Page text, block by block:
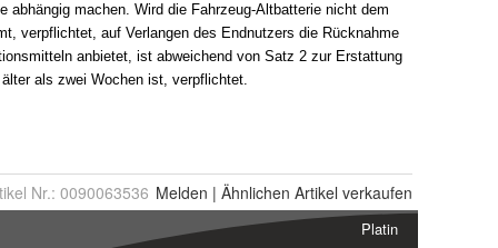
Nr.: 0090063536 Melden | Ähnlichen Artikel verkaufen
Platin